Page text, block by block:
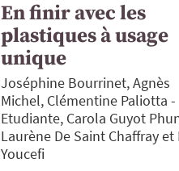
En finir avec les
plastiques à usage
unique
Joséphine Bourrinet Agnès
Michel Clémentine Paliotta
Etudiante Carola Guyot
Laurène De Saint Chaffray
Youcefi